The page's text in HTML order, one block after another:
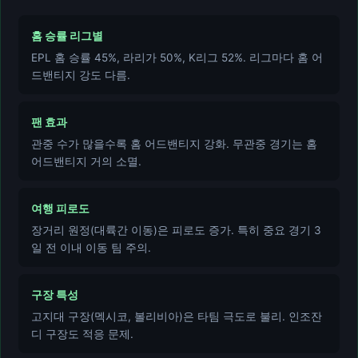
홈 승률 리그별
EPL 홈 승률 45%, 라리가 50%, K리그 52%. 리그마다 홈 어
드밴티지 강도 다름.
팬 효과
관중 수가 많을수록 홈 어드밴티지 강화. 무관중 경기는 홈
어드밴티지 거의 소멸.
여행 피로도
장거리 원정(대륙간 이동)은 피로도 증가. 특히 중요 경기 3
일 전 이내 이동 팀 주의.
구장 특성
고지대 구장(멕시코, 볼리비아)은 타팀 극도로 불리. 인조잔
디 구장도 적응 문제.